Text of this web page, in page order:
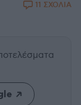
11 ΣΧΟΛΙΑ